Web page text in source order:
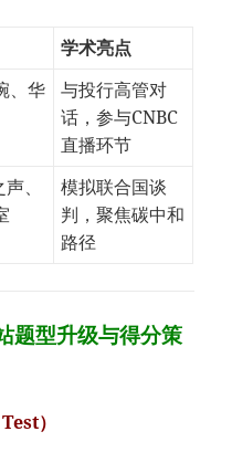
学术亮点
、华
与投行高管对
话，参与CNBC
直播环节
、
模拟联合国谈
判，聚焦碳中和
路径
题型升级与得分策
）​